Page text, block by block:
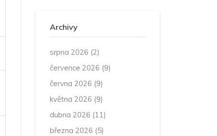
Archivy
srpna 2026 (2)
července 2026 (9)
června 2026 (9)
května 2026 (9)
dubna 2026 (11)
března 2026 (5)